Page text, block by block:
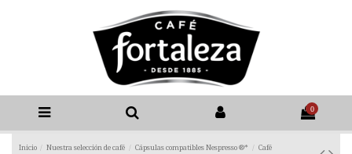
0
Inicio Nuestra selección de café Cápsulas compatibles Nespresso ®*
Café